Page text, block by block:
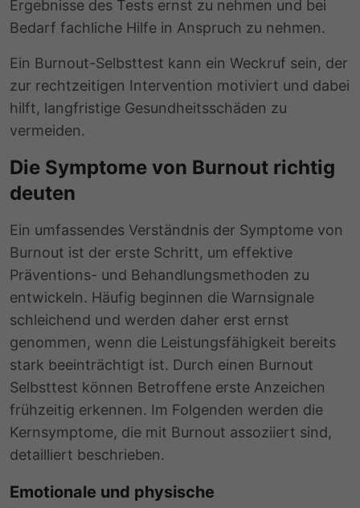
Ergebnisse des Tests ernst zu nehmen und bei
Bedarf fachliche Hilfe in Anspruch zu nehmen.
Ein Burnout-Selbsttest kann ein Weckruf sein, der
zur rechtzeitigen Intervention motiviert und dabei
hilft, langfristige Gesundheitsschäden zu
vermeiden.
Die Symptome von Burnout richtig
deuten
Ein umfassendes Verständnis der Symptome von
Burnout ist der erste Schritt, um effektive
Präventions- und Behandlungsmethoden zu
entwickeln. Häufig beginnen die Warnsignale
schleichend und werden daher erst ernst
genommen, wenn die Leistungsfähigkeit bereits
stark beeinträchtigt ist. Durch einen Burnout
Selbsttest können Betroffene erste Anzeichen
frühzeitig erkennen. Im Folgenden werden die
Kernsymptome, die mit Burnout assoziiert sind,
detailliert beschrieben.
Emotionale und physische